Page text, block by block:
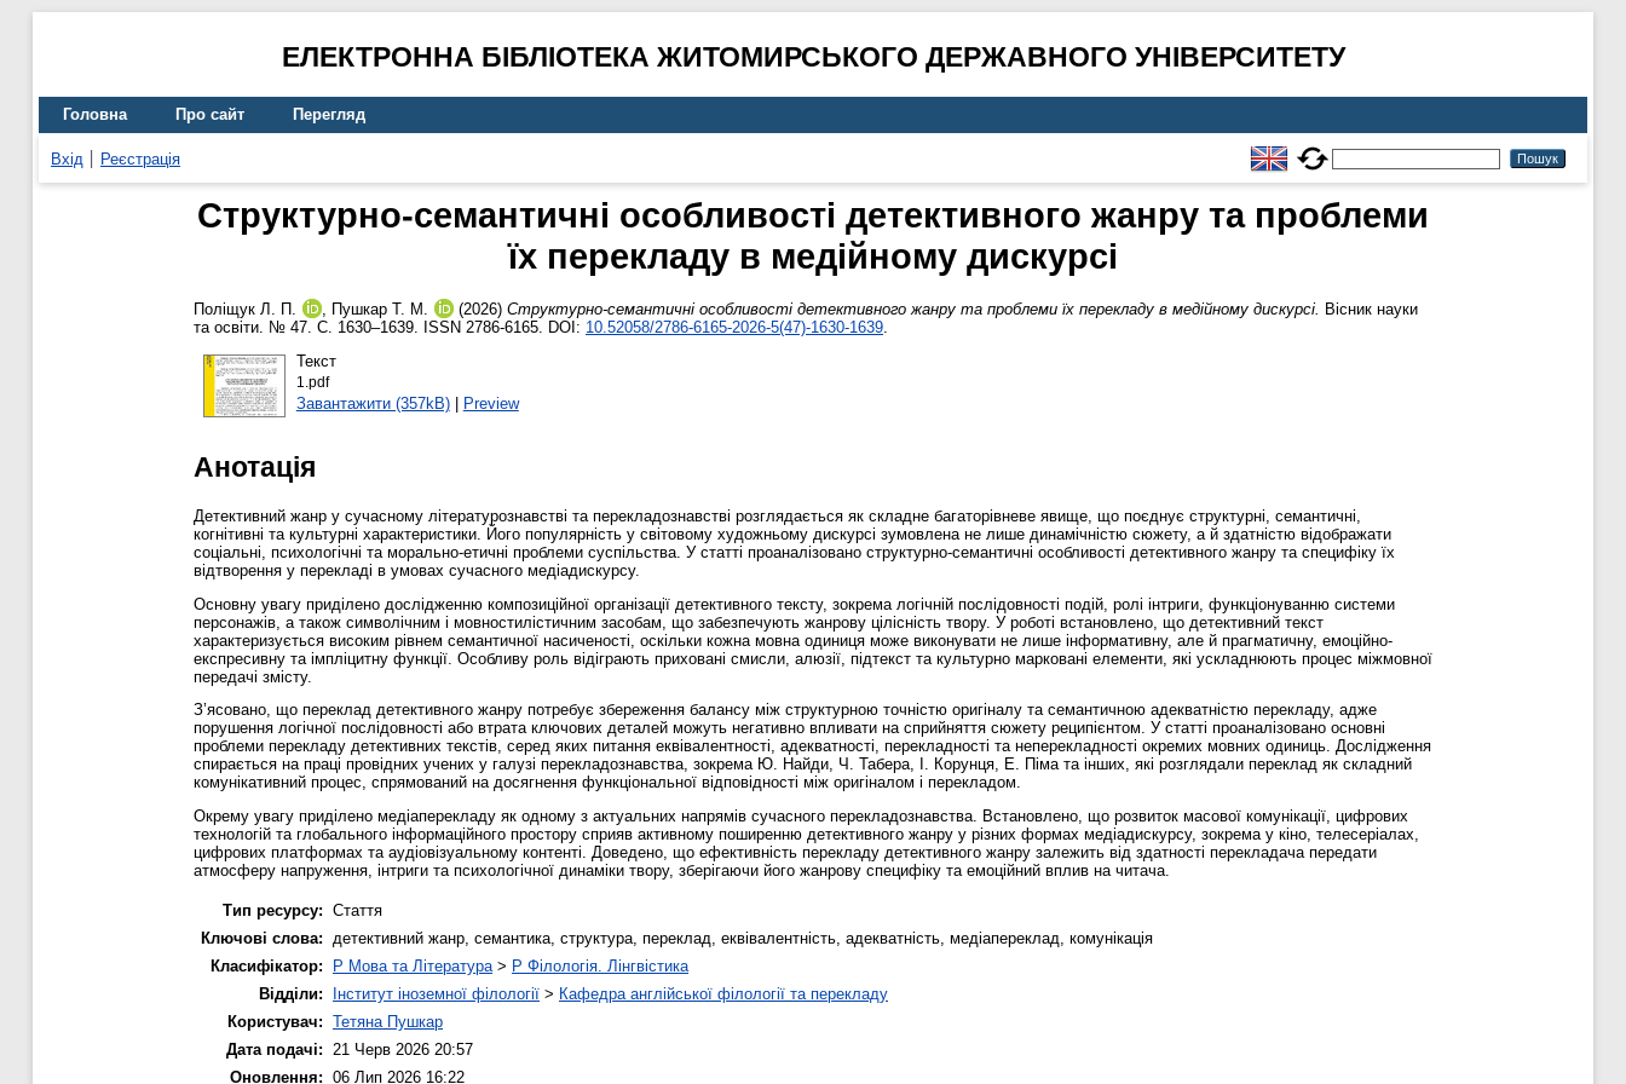
ЕЛЕКТРОННА БІБЛІОТЕКА ЖИТОМИРСЬКОГО ДЕРЖАВНОГО УНІВЕРСИТЕТУ
Головна Про сайт Перегляд
Вхід Реєстрація
Структурно-семантичні особливості детективного жанру та проблеми
їх перекладу в медійному дискурсі
Поліщук Л. П. , Пушкар Т. М. (2026) Структурно-семантичні особливості детективного жанру та проблеми їх перекладу в медійному дискурсі. Вісник науки
та освіти. № 47. С. 1630–1639. ISSN 2786-6165. DOI: 10.52058/2786-6165-2026-5(47)-1630-1639.
Текст
1.pdf
Завантажити (357kB)| Preview
Анотація
Детективний жанр у сучасному літературознавстві та перекладознавстві розглядається як складне багаторівневе явище, що поєднує структурні, семантичні,
когнітивні та культурні характеристики. Його популярність у світовому художньому дискурсі зумовлена не лише динамічністю сюжету, а й здатністю відображати
соціальні, психологічні та морально-етичні проблеми суспільства. У статті проаналізовано структурно-семантичні особливості детективного жанру та специфіку їх
відтворення у перекладі в умовах сучасного медіадискурсу.
Основну увагу приділено дослідженню композиційної організації детективного тексту, зокрема логічній послідовності подій, ролі інтриги, функціонуванню системи
персонажів, а також символічним і мовностилістичним засобам, що забезпечують жанрову цілісність твору. У роботі встановлено, що детективний текст
характеризується високим рівнем семантичної насиченості, оскільки кожна мовна одиниця може виконувати не лише інформативну, але й прагматичну, емоційно-
експресивну та імпліцитну функції. Особливу роль відіграють приховані смисли, алюзії, підтекст та культурно марковані елементи, які ускладнюють процес міжмовної
передачі змісту.
З’ясовано, що переклад детективного жанру потребує збереження балансу між структурною точністю оригіналу та семантичною адекватністю перекладу, адже
порушення логічної послідовності або втрата ключових деталей можуть негативно впливати на сприйняття сюжету реципієнтом. У статті проаналізовано основні
проблеми перекладу детективних текстів, серед яких питання еквівалентності, адекватності, перекладності та неперекладності окремих мовних одиниць. Дослідження
спирається на праці провідних учених у галузі перекладознавства, зокрема Ю. Найди, Ч. Табера, І. Корунця, Е. Піма та інших, які розглядали переклад як складний
комунікативний процес, спрямований на досягнення функціональної відповідності між оригіналом і перекладом.
Окрему увагу приділено медіаперекладу як одному з актуальних напрямів сучасного перекладознавства. Встановлено, що розвиток масової комунікації, цифрових
технологій та глобального інформаційного простору сприяв активному поширенню детективного жанру у різних формах медіадискурсу, зокрема у кіно, телесеріалах,
цифрових платформах та аудіовізуальному контенті. Доведено, що ефективність перекладу детективного жанру залежить від здатності перекладача передати
атмосферу напруження, інтриги та психологічної динаміки твору, зберігаючи його жанрову специфіку та емоційний вплив на читача.
Тип ресурсу: Стаття
Ключові слова: детективний жанр, семантика, структура, переклад, еквівалентність, адекватність, медіапереклад, комунікація
Класифікатор:
P Мова та Література> P Філологія. Лінгвістика
Відділи:
Інститут іноземної філології > Кафедра англійської філології та перекладу
Користувач: Тетяна Пушкар
Дата подачі: 21 Черв 2026 20:57
Оновлення: 06 Лип 2026 16:22